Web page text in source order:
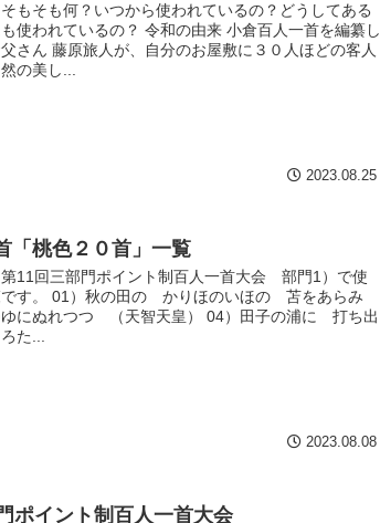
そもそも何？いつから使われているの？どうしてある
使われているの？ 令和の由来 小倉百人一首を編纂し
さん 藤原旅人が、自分のお屋敷に３０人ほどの客人
の美し...
2023.08.25
「桃色２０首」一覧
11回三部門ポイント制百人一首大会 部門1）で使
です。 01）秋の田の かりほのいほの 苫をあらみ
にぬれつつ （天智天皇） 04）田子の浦に 打ち出
た...
2023.08.08
ポイント制百人一首大会